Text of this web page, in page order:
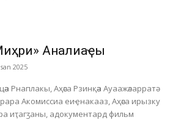
Анҭалиаҿы
2025
Рнаплакы, Аҳәса Рзинқәа Ауаажәларратә
Акомиссиа еиҿнакааз, Аҳәса ирызку
иҭагӡаны, адокументард фильм